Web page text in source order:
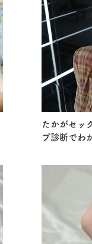
たかがセッ
プ診断でわ